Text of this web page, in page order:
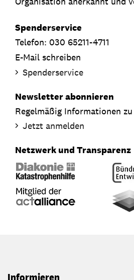
Spenderservice
Telefon: 030 65211-4711
E-Mail schreiben
Spenderservice
Newsletter abonnieren
Regelmäßig Informationen
Jetzt anmelden
Netzwerk und Transparenz
Informieren